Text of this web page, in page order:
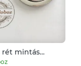
rét mintás